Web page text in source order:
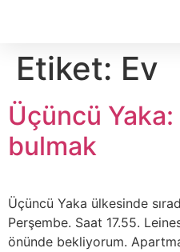
Etiket: Ev
Üçüncü Yaka:
bulmak
Üçüncü Yaka ülkesinde
Perşembe. Saat 17.55.
önünde bekliyorum.